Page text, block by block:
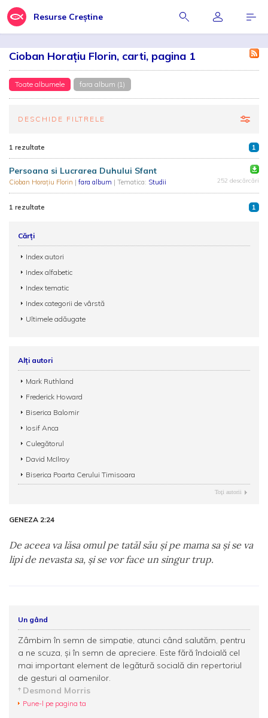
Resurse Creștine
Cioban Horațiu Florin, carti, pagina 1
Toate albumele fara album (1)
DESCHIDE FILTRELE
1 rezultate 1
Persoana si Lucrarea Duhului Sfant
Cioban Horațiu Florin | fara album | Tematica: Studii 252 descărcări
1 rezultate 1
Cărți
Index autori
Index alfabetic
Index tematic
Index categorii de vârstă
Ultimele adăugate
Alți autori
Mark Ruthland
Frederick Howard
Biserica Balomir
Iosif Anca
Culegătorul
David McIlroy
Biserica Poarta Cerului Timisoara
Toţi autorii
GENEZA 2:24
De aceea va lăsa omul pe tatăl său şi pe mama sa şi se va
lipi de nevasta sa, şi se vor face un singur trup.
Un gând
Zâmbim în semn de simpatie, atunci când salutăm, pentru
a ne scuza, şi în semn de apreciere. Este fără îndoială cel
mai important element de legătură socială din repertoriul
de gesturi al oamenilor.
Desmond Morris
Pune-l pe pagina ta